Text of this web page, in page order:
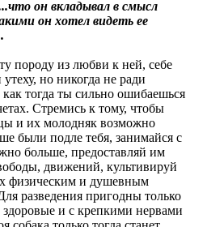
он вкладывал в смысл
он хотел видеть ее
породу из любви к ней, себе
утеху, но никогда не ради
тогда ты сильно ошибаешься
Стремись к тому, чтобы
и их молодняк возможно
были подле тебя, занимайся с
больше, предоставляй им
движений, культивируй
физическим и душевным
разведения пригодны только
и с крепкими нервами